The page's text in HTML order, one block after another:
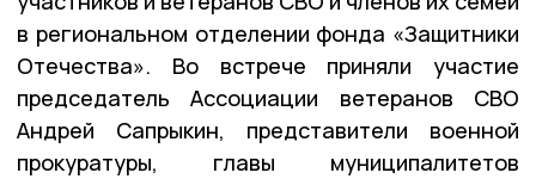
в региональном отделении фонда «Защитники
Отечества». Во встрече приняли участие
председатель Ассоциации ветеранов СВО
Андрей Сапрыкин, представители военной
прокуратуры, главы муниципалитетов